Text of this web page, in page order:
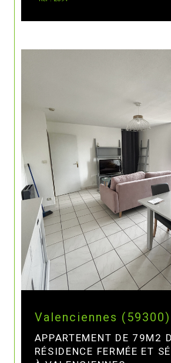
Valenciennes (59300)
APPARTEMENT DE 79M2
RÉSIDENCE FERMÉE ET